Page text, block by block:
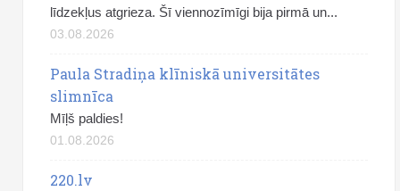
līdzekļus atgrieza. Šī viennozīmīgi bija pirmā un...
03.08.2026
Paula Stradiņa klīniskā universitātes
slimnīca
Mīļš paldies!
01.08.2026
220.lv